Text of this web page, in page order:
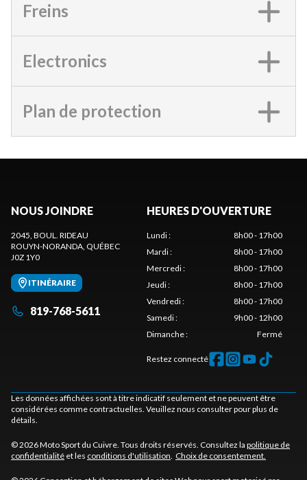
Freins
Electronics
Plan de protection
NOUS JOINDRE
2045, BOUL. RIDEAU
ROUYN-NORANDA, QUÉBEC
J0Z 1Y0
ITINÉRAIRE
819-768-5611
HEURES D'OUVERTURE
Lundi:
8h00 - 17h00
Mardi:
8h00 - 17h00
Mercredi:
8h00 - 17h00
Jeudi:
8h00 - 17h00
Vendredi:
8h00 - 17h00
Samedi:
9h00 - 12h00
Dimanche: Fermé
Restez connecté
Les données affichées sont à titre indicatif seulement et ne peuvent être
considérées comme contractuelles. Veuillez nous consulter pour plus de
détails.
© 2026 Moto Sport du Cuivre. Tous droits réservés. Consultez la politique de
confidentialité et les conditions d'utilisation. Choix de consentement.